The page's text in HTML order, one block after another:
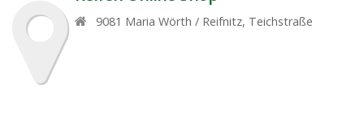
9081 Maria Wörth / Reifnitz, Teichstraße